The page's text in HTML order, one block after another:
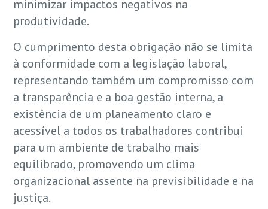
minimizar impactos negativos na
produtividade.
O cumprimento desta obrigação não se limita
à conformidade com a legislação laboral,
representando também um compromisso com
a transparência e a boa gestão interna, a
existência de um planeamento claro e
acessível a todos os trabalhadores contribui
para um ambiente de trabalho mais
equilibrado, promovendo um clima
organizacional assente na previsibilidade e na
justiça.